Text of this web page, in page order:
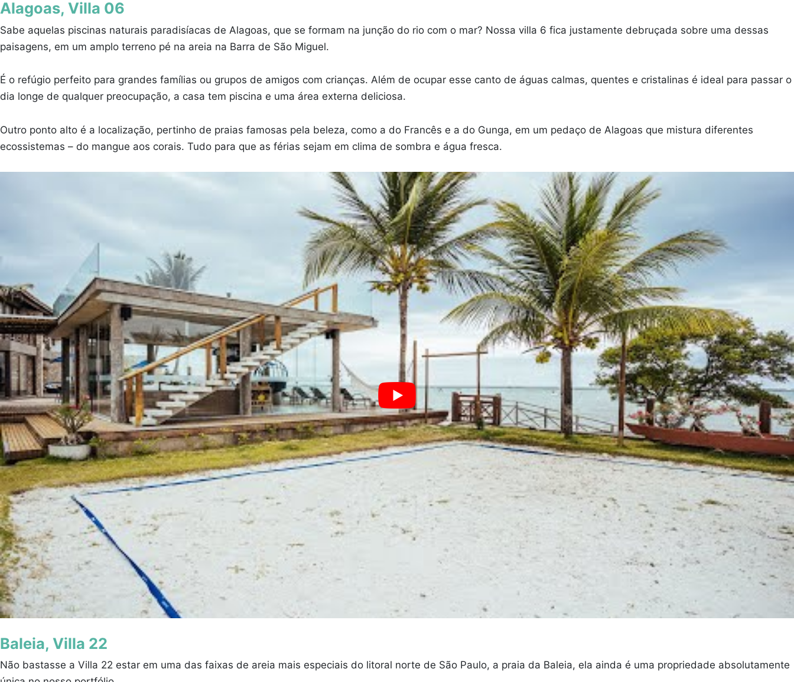
Alagoas, Villa 06
Sabe aquelas piscinas naturais paradisíacas de Alagoas, que se formam na junção do rio com o mar? Nossa villa 6 fica justamente debruçada sobre uma dessas
paisagens, em um amplo terreno pé na areia na Barra de São Miguel.
É o refúgio perfeito para grandes famílias ou grupos de amigos com crianças. Além de ocupar esse canto de águas calmas, quentes e cristalinas é ideal para passar o
dia longe de qualquer preocupação, a casa tem piscina e uma área externa deliciosa.
Outro ponto alto é a localização, pertinho de praias famosas pela beleza, como a do Francês e a do Gunga, em um pedaço de Alagoas que mistura diferentes
ecossistemas – do mangue aos corais. Tudo para que as férias sejam em clima de sombra e água fresca.
Baleia, Villa 22
Não bastasse a Villa 22 estar em uma das faixas de areia mais especiais do litoral norte de São Paulo, a praia da Baleia, ela ainda é uma propriedade absolutamente